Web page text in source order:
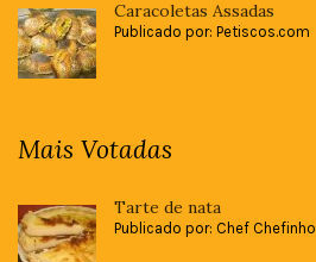
Caracoletas Assadas
Publicado por: Petiscos.com
Mais Votadas
Tarte de nata
Publicado por: Chef Chefinho